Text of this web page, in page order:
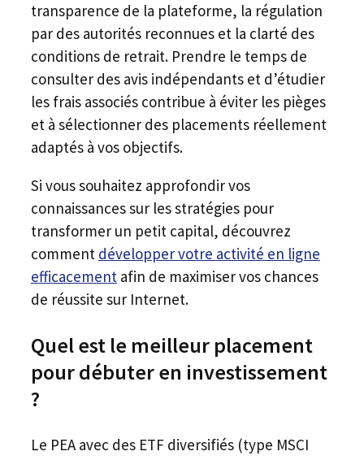
transparence de la plateforme, la régulation
par des autorités reconnues et la clarté des
conditions de retrait. Prendre le temps de
consulter des avis indépendants et d’étudier
les frais associés contribue à éviter les pièges
et à sélectionner des placements réellement
adaptés à vos objectifs.
Si vous souhaitez approfondir vos
connaissances sur les stratégies pour
transformer un petit capital, découvrez
comment développer votre activité en ligne
efficacement afin de maximiser vos chances
de réussite sur Internet.
Quel est le meilleur placement
pour débuter en investissement
?
Le PEA avec des ETF diversifiés (type MSCI